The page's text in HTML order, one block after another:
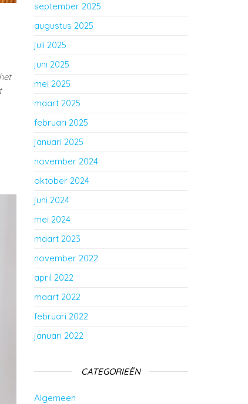
september 2025
augustus 2025
juli 2025
juni 2025
mei 2025
maart 2025
februari 2025
januari 2025
november 2024
oktober 2024
juni 2024
mei 2024
maart 2023
november 2022
april 2022
maart 2022
februari 2022
januari 2022
CATEGORIEËN
Algemeen